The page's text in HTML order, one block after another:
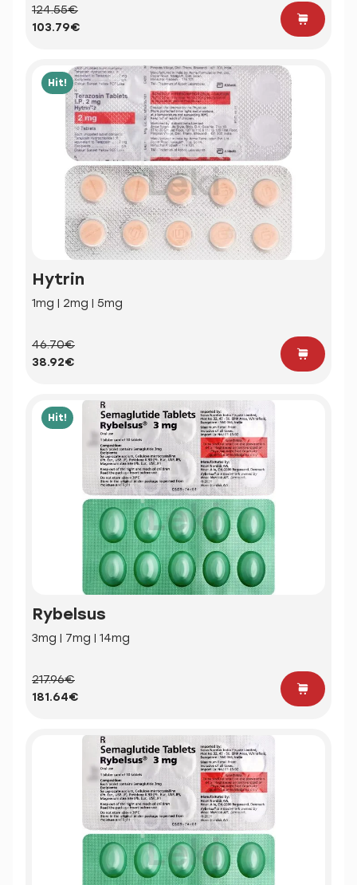
124.55€
103.79€
Hit!
Hytrin
1mg | 2mg | 5mg
46.70€
38.92€
Hit!
Rybelsus
3mg | 7mg | 14mg
217.96€
181.64€